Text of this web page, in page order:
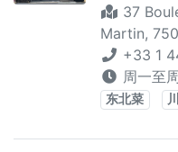
37
Martin,
+33 1
周一至
东北菜